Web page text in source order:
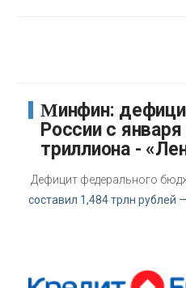
Минфин: дефицит бюджета
России с
триллиона -
Дефицит федерального
составил 1,484 трлн рублей